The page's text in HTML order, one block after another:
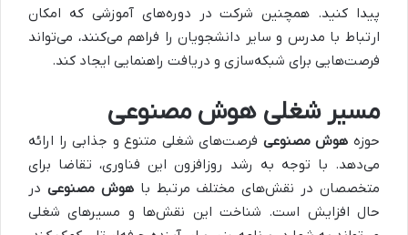
پیدا کنید. همچنین شرکت در دوره‌های آموزشی که امکان
ارتباط با مدرس و سایر دانشجویان را فراهم می‌کنند، می‌تواند
فرصت‌هایی برای شبکه‌سازی و دریافت راهنمایی ایجاد کند.
مسیر شغلی هوش مصنوعی
حوزه هوش مصنوعی فرصت‌های شغلی متنوع و جذابی را ارائه
می‌دهد. با توجه به رشد روزافزون این فناوری، تقاضا برای
متخصصان در نقش‌های مختلف مرتبط باهوش مصنوعی در
حال افزایش است. شناخت این نقش‌ها و مسیرهای شغلی